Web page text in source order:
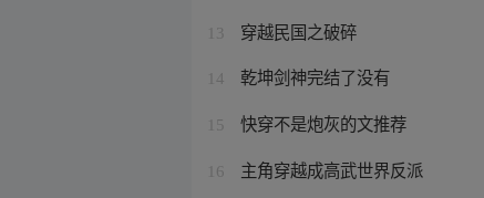
13 穿越民国之破碎
14 乾坤剑神完结了没有
15 快穿不是炮灰的文推荐
16 主角穿越成高武世界反派